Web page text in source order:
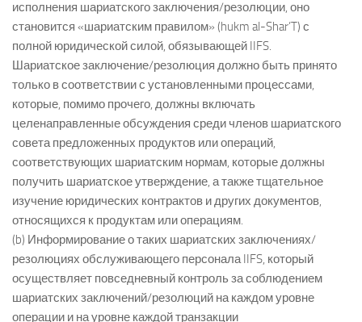
исполнения шариатского заключения/резолюции, оно
становится «шариатским правилом» (hukm al-Shar’T) с
полной юридической силой, обязывающей IIFS.
Шариатское заключение/резолюция должно быть принято
только в соответствии с установленными процессами,
которые, помимо прочего, должны включать
целенаправленные обсуждения среди членов шариатского
совета предложенных продуктов или операций,
соответствующих шариатским нормам, которые должны
получить шариатское утверждение, а также тщательное
изучение юридических контрактов и других документов,
относящихся к продуктам или операциям.
(b) Информирование о таких шариатских заключениях/
резолюциях обслуживающего персонала IIFS, который
осуществляет повседневный контроль за соблюдением
шариатских заключений/резолюций на каждом уровне
операции и на уровне каждой транзакции